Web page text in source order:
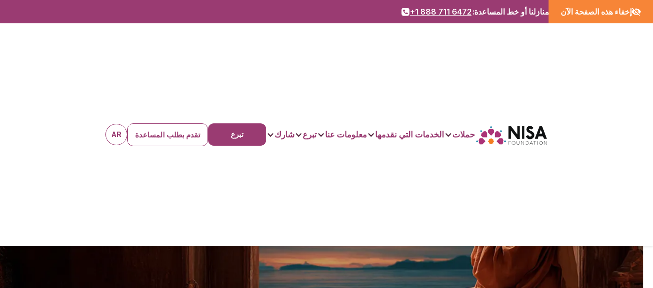
اتصل بمنازلنا أو خط المساعدة:+1 888 711 6472 إخفاء هذه الصفحة الآن
حملات الخدمات التي نقدمها معلومات عنا تبرع شارك تبرع تقدم بطلب المساعدة AR